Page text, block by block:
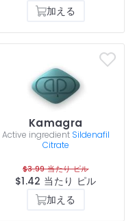
加える
Kamagra
Active ingredient Sildenafil
Citrate
$3.99 当たり ピル
$1.42 当たり ピル
加える